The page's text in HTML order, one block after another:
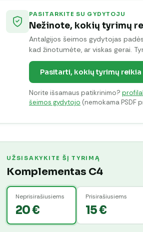
PASITARKITE SU GYDYTOJU
Nežinote, kokių tyrimų
Antalgijos šeimos gydytojas
kad žinotumėte, ar viskas gerai.
Pasitarti, kokių tyrimų reikia
Norite išsamaus patikrinimo?
šeimos gydytojo (nemokama PSDF
UŽSISAKYKITE ŠĮ TYRIMĄ
Komplementas C4
Neprisirašiusiems
20 €
Prisirašiusiems
15 €